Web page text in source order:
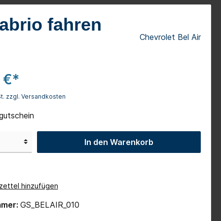
Dodge RAM
fahren
Chevrolet Bel Air
€*
zzgl. Versandkosten
In den Warenkorb
hinzufügen
GS_BELAIR_010